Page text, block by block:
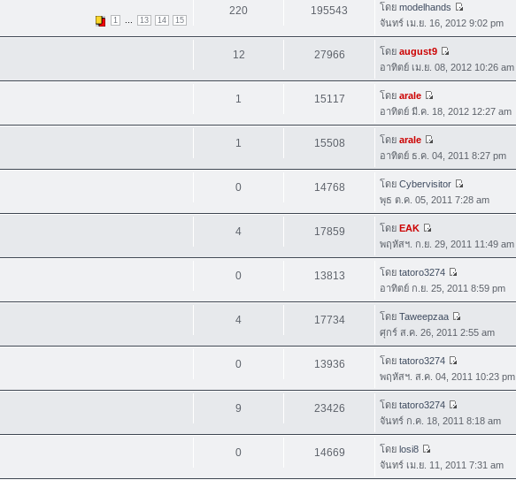
1 13 14 15
220 195543 โดย modelhands
จันทร์ เม.ย. 16, 2012 9:02 pm
12 27966 โดย august9
อาทิตย์ เม.ย. 08, 2012 10:26 am
1 15117 โดย arale
อาทิตย์ มี.ค. 18, 2012 12:27 am
1 15508 โดย arale
อาทิตย์ ธ.ค. 04, 2011 8:27 pm
0 14768 โดย Cybervisitor
พุธ ต.ค. 05, 2011 7:28 am
4 17859 โดย EAK
พฤหัสฯ. ก.ย. 29, 2011 11:49 am
0 13813 โดย tatoro3274
อาทิตย์ ก.ย. 25, 2011 8:59 pm
4 17734 โดย Taweepzaa
ศุกร์ ส.ค. 26, 2011 2:55 am
0 13936 โดย tatoro3274
พฤหัสฯ. ส.ค. 04, 2011 10:23 pm
9 23426 โดย tatoro3274
จันทร์ ก.ค. 18, 2011 8:18 am
0 14669 โดย losi8
จันทร์ เม.ย. 11, 2011 7:31 am